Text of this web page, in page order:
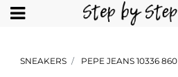
Open
SNEAKERS PEPE JEANS 10336 860